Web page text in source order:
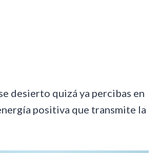
desierto quizá ya percibas en
positiva que transmite la